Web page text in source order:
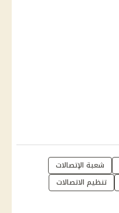
شعبة الإتصالات
تنظيم الاتصالات